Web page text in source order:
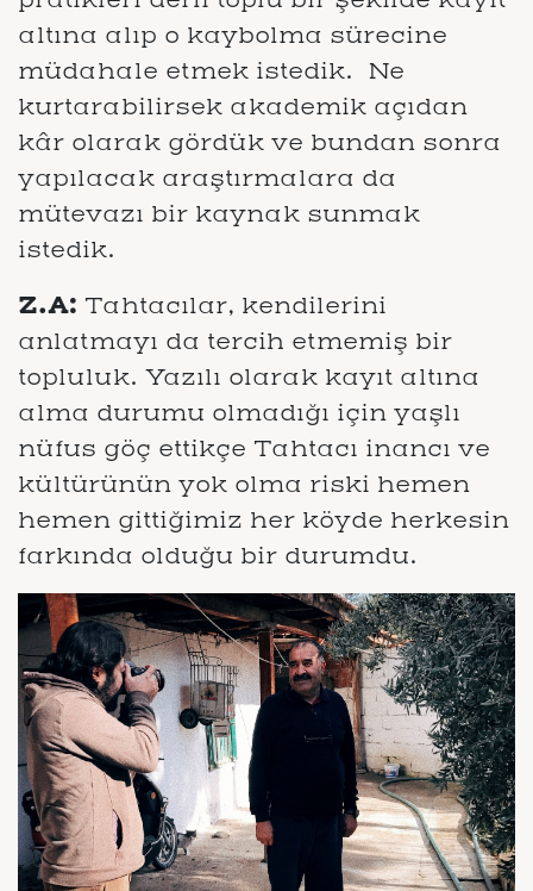
altına alıp o kaybolma sürecine
müdahale etmek istedik. Ne
kurtarabilirsek akademik açıdan
kâr olarak gördük ve bundan sonra
yapılacak araştırmalara da
mütevazı bir kaynak sunmak
istedik.
Z.A: Tahtacılar, kendilerini
anlatmayı da tercih etmemiş bir
topluluk. Yazılı olarak kayıt altına
alma durumu olmadığı için yaşlı
nüfus göç ettikçe Tahtacı inancı ve
kültürünün yok olma riski hemen
hemen gittiğimiz her köyde herkesin
farkında olduğu bir durumdu.